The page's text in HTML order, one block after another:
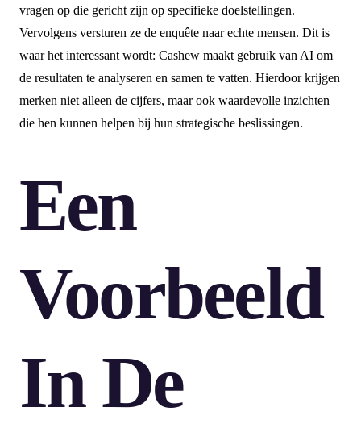
vragen op die gericht zijn op specifieke doelstellingen.
Vervolgens versturen ze de enquête naar echte mensen. Dit is
waar het interessant wordt: Cashew maakt gebruik van AI om
de resultaten te analyseren en samen te vatten. Hierdoor krijgen
merken niet alleen de cijfers, maar ook waardevolle inzichten
die hen kunnen helpen bij hun strategische beslissingen.
Een
Voorbeeld
In De